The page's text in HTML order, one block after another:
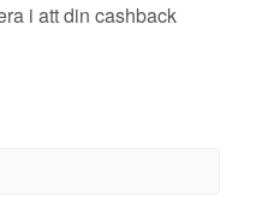
i att din cashback